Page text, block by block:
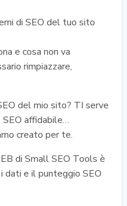
di SEO del tuo sito
e cosa non va
rimpiazzare,
del mio sito? TI serve
affidabile…
creato per te.
di Small SEO Tools è
dati e il punteggio SEO